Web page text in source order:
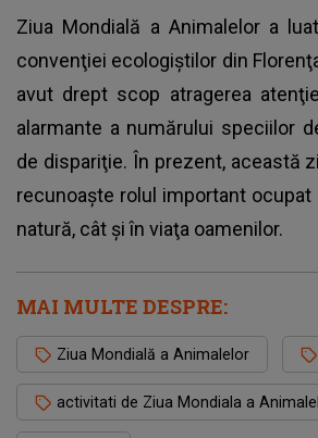
Ziua Mondială a Animalelor a
convenţiei ecologiştilor din
avut drept scop atragerea
alarmante a numărului speciilor
de dispariţie. În prezent, această
recunoaşte rolul important ocupat
natură, cât şi în viaţa oamenilor.
MAI MULTE DESPRE:
Ziua Mondială a Animalelor
activitati de Ziua Mondiala a